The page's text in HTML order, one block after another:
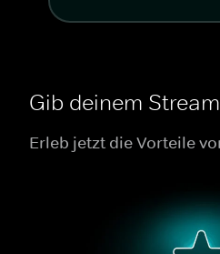
Gib deinem
Erleb jetzt die Vorteile